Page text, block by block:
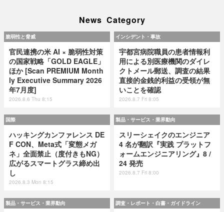
News Category
脆弱性と脅威
官民連携の米 AI × 脆弱性対策
の国家戦略「GOLD EAGLE」
ほか [Scan PREMIUM Month
ly Executive Summary 2026
年7月度]
2026.8.6 Thu 8:15
インシデント・事故
宇都宮病院職員の患者情報利
用による別医療機関のダイレ
クトメール郵送、調査の結果
直接的金銭的利益の受領が無
いことを確認
2026.8.7 Fri 8:05
国際
ハッキングカンファレンス DE
F CON、Meta式「変態メガ
ネ」全面禁止（度付きもNG）
広がるスマートグラス締め出
し
2026.8.3 Mon 8:15
製品・サービス・業界動向
スリーシェイクのエンジニア
4 名が翻訳『実践 プラットフ
ォームエンジニアリング』8 /
24 発売
2026.8.7 Fri 8:00
製品・サービス・業界動向 調査・レポート・白書・ガイドライン